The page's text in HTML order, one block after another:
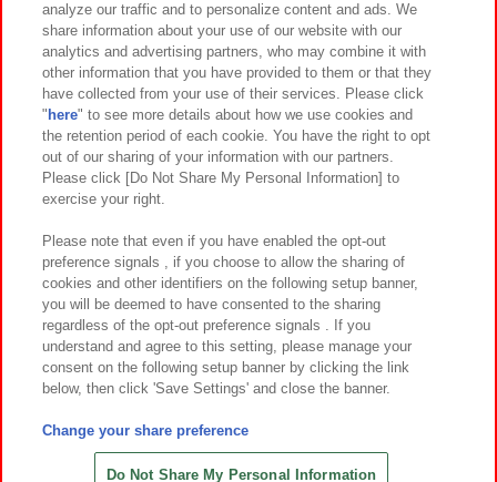
イベント・キャンペーン
関連会社 サステナビリティ サイトポリシー
プライバシーポリシー ウェブアクセシビリティ方針と検証結果
お取引先さまとともに
カスタマーハラスメント対応方針 よくあるご質問・お問い合わせ
©Bandai Namco Amusement Inc.
©Bandai Namco Amusement Lab Inc.
©HANAYASHIKI Co., Ltd. All Rights Reserved.
analyze our traffic and to personalize content and ads. We
share information about your use of our website with our
analytics and advertising partners, who may combine it with
other information that you have provided to them or that they
have collected from your use of their services. Please click
" here" to see more details about how we use cookies and
the retention period of each cookie. You have the right to opt
out of our sharing of your information with our partners.
Please click [Do Not Share My Personal Information] to
exercise your right.
Please note that even if you have enabled the opt-out
preference signals , if you choose to allow the sharing of
cookies and other identifiers on the following setup banner,
you will be deemed to have consented to the sharing
regardless of the opt-out preference signals . If you
understand and agree to this setting, please manage your
consent on the following setup banner by clicking the link
below, then click 'Save Settings' and close the banner.
Change your share preference
Do Not Share My Personal Information